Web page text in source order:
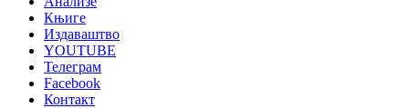
Књиге
Издаваштво
YOUTUBE
Телеграм
Facebook
Контакт